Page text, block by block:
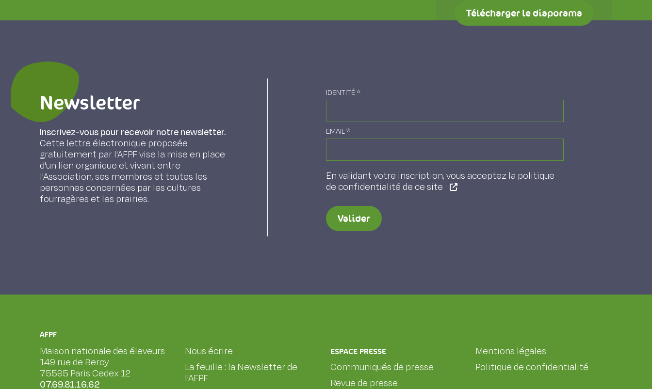
Télécharger le diaporama
Newsletter
Inscrivez-vous pour recevoir notre newsletter.
Cette lettre électronique proposée
gratuitement par l'AFPF vise la mise en place
d'un lien organique et vivant entre
l'Association, ses membres et toutes les
personnes concernées par les cultures
fourragères et les prairies.
IDENTITÉ*
EMAIL*
En validant votre inscription, vous acceptez la politique
de confidentialité de ce site
Valider
AFPF
Maison nationale des éleveurs
149 rue de Bercy
75595 Paris Cedex 12
07.69.81.16.62
Nous écrire
La feuille : la Newsletter de
l'AFPF
ESPACE PRESSE
Communiqués de presse
Revue de presse
Mentions légales
Politique de confidentialité